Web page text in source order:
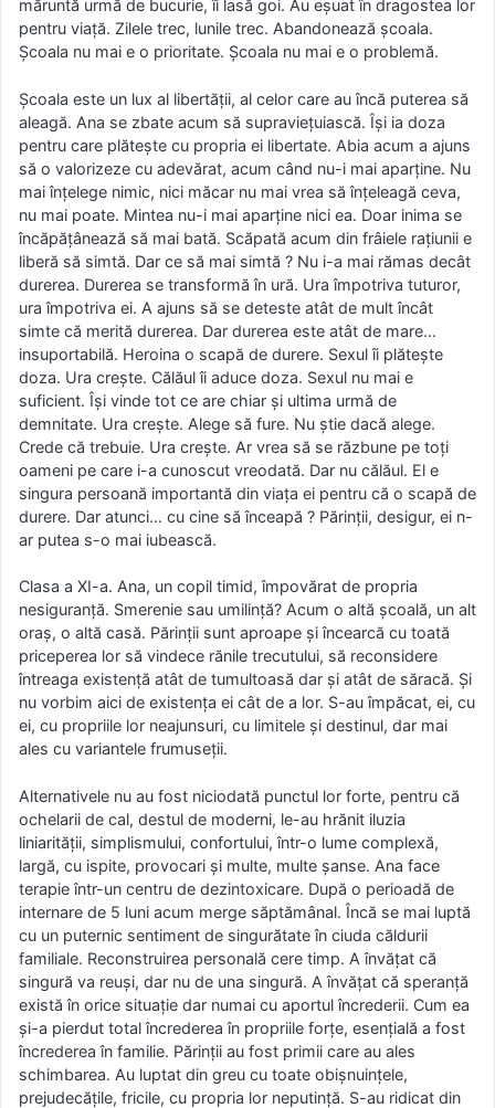
măruntă urmă de bucurie, îi lasă goi. Au eşuat în dragostea lor
pentru viaţă. Zilele trec, lunile trec. Abandonează şcoala.
Şcoala nu mai e o prioritate. Şcoala nu mai e o problemă.
Şcoala este un lux al libertăţii, al celor care au încă puterea să
aleagă. Ana se zbate acum să supravieţuiască. Îşi ia doza
pentru care plăteşte cu propria ei libertate. Abia acum a ajuns
să o valorizeze cu adevărat, acum când nu-i mai aparţine. Nu
mai înţelege nimic, nici măcar nu mai vrea să înţeleagă ceva,
nu mai poate. Mintea nu-i mai aparţine nici ea. Doar inima se
încăpăţânează să mai bată. Scăpată acum din frâiele raţiunii e
liberă să simtă. Dar ce să mai simtă ? Nu i-a mai rămas decât
durerea. Durerea se transformă în ură. Ura împotriva tuturor,
ura împotriva ei. A ajuns să se deteste atât de mult încât
simte că merită durerea. Dar durerea este atât de mare…
insuportabilă. Heroina o scapă de durere. Sexul îi plăteşte
doza. Ura creşte. Călăul îi aduce doza. Sexul nu mai e
suficient. Îşi vinde tot ce are chiar şi ultima urmă de
demnitate. Ura creşte. Alege să fure. Nu ştie dacă alege.
Crede că trebuie. Ura creşte. Ar vrea să se răzbune pe toţi
oameni pe care i-a cunoscut vreodată. Dar nu călăul. El e
singura persoană importantă din viaţa ei pentru că o scapă de
durere. Dar atunci… cu cine să înceapă ? Părinţii, desigur, ei n-
ar putea s-o mai iubească.
Clasa a XI-a. Ana, un copil timid, împovărat de propria
nesiguranţă. Smerenie sau umilinţă? Acum o altă şcoală, un alt
oraş, o altă casă. Părinţii sunt aproape şi încearcă cu toată
priceperea lor să vindece rănile trecutului, să reconsidere
întreaga existenţă atât de tumultoasă dar şi atât de săracă. Şi
nu vorbim aici de existenţa ei cât de a lor. S-au împăcat, ei, cu
ei, cu propriile lor neajunsuri, cu limitele şi destinul, dar mai
ales cu variantele frumuseţii.
Alternativele nu au fost niciodată punctul lor forte, pentru că
ochelarii de cal, destul de moderni, le-au hrănit iluzia
liniarităţii, simplismului, confortului, într-o lume complexă,
largă, cu ispite, provocari şi multe, multe şanse. Ana face
terapie într-un centru de dezintoxicare. După o perioadă de
internare de 5 luni acum merge săptămânal. Încă se mai luptă
cu un puternic sentiment de singurătate în ciuda căldurii
familiale. Reconstruirea personală cere timp. A învăţat că
singură va reuşi, dar nu de una singură. A învăţat că speranţă
există în orice situaţie dar numai cu aportul încrederii. Cum ea
şi-a pierdut total încrederea în propriile forţe, esenţială a fost
încrederea în familie. Părinţii au fost primii care au ales
schimbarea. Au luptat din greu cu toate obişnuinţele,
prejudecăţile, fricile, cu propria lor neputinţă. S-au ridicat din